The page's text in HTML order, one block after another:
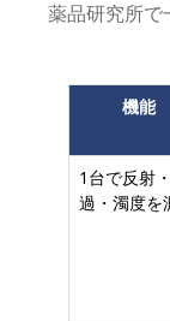
薬品研究所で
機能
1台で反射
過・濁度を